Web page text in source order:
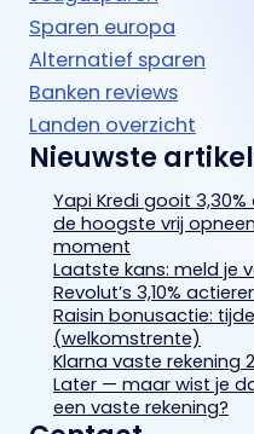
Sparen europa
Alternatief sparen
Banken reviews
Landen overzicht
Nieuwste
Yapi Kredi gooit
de hoogste vrij
moment
Laatste kans: meld je
Revolut’s 3,10%
Raisin bonusactie:
(welkomstrente)
Klarna vaste rekening
Later — maar wist je
een vaste rekening?